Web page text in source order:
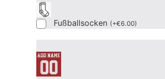
Fußballsocken (+€6.00)